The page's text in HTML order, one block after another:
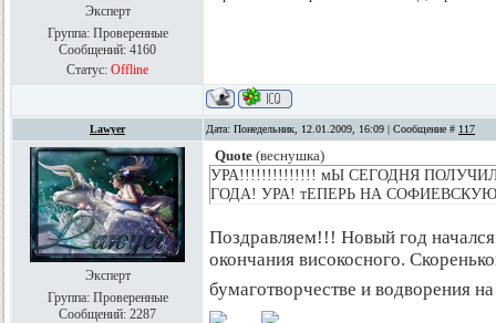
Эксперт
Группа: Проверенные
Сообщений: 4160
Статус: Offline
Lawyer Дата: Понедельник, 12.01.2009, 16:09 | Сообщение # 117
Эксперт
Группа: Проверенные
Сообщений: 2287
Quote (веснушка)
УРА!!!!!!!!!!!!!! мЫ СЕГОДНЯ
ГОДА! УРА! тЕПЕРЬ НА
Поздравляем!!! Новый год
окончания високосного.
бумаготворчестве и водворения